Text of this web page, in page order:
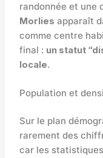
randonnée et une
Morlies apparaît
comme centre
final : un statut
locale.
Population et
Sur le plan
rarement des
car les